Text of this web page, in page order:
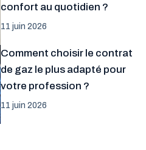
confort au quotidien ?
11 juin 2026
Comment choisir le contrat
de gaz le plus adapté pour
votre profession ?
11 juin 2026